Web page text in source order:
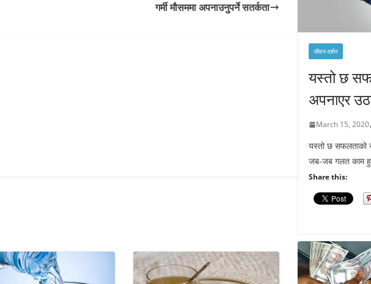
गर्मी मौसममा अपनाउनुपर्ने सतर्कता
जीवन-दर्शन
यस्तो छ
अपनाएर
March 15, 2020
यस्तो छ सफलताको
जब-जब गलत काम
Share this: